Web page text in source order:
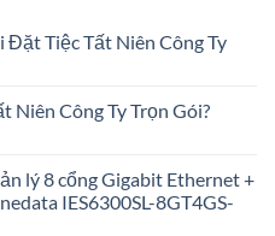
Đặt Tiệc Tất Niên Công Ty
Niên Công Ty Trọn Gói?
lý 8 cổng Gigabit Ethernet +
IES6300SL-8GT4GS-